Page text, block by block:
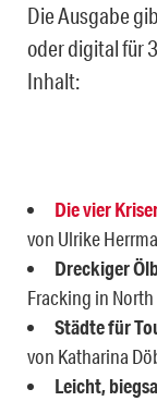
Die Ausgabe
oder digital für
Inhalt:
Die vier
von Ulrike
Dreckiger
Fracking in
Städte für
von Katharina
Leicht,